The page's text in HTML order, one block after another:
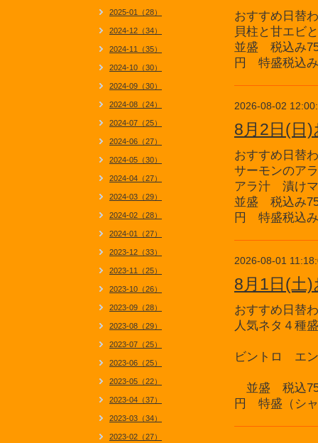
おすすめ日替
貝柱と甘エ
並盛 税込み
円 特盛税込
2026-08-02
8月2日(日
おすすめ日替
サーモンのア
アラ汁 漬け
並盛 税込み
円 特盛税込
2026-08-01
8月1日(土
おすすめ日替
人気ネタ４種
ビントロ エ
並盛 税込
円 特盛（シャ
2025-01（28）
2024-12（34）
2024-11（35）
2024-10（30）
2024-09（30）
2024-08（24）
2024-07（25）
2024-06（27）
2024-05（30）
2024-04（27）
2024-03（29）
2024-02（28）
2024-01（27）
2023-12（33）
2023-11（25）
2023-10（26）
2023-09（28）
2023-08（29）
2023-07（25）
2023-06（25）
2023-05（22）
2023-04（37）
2023-03（34）
2023-02（27）